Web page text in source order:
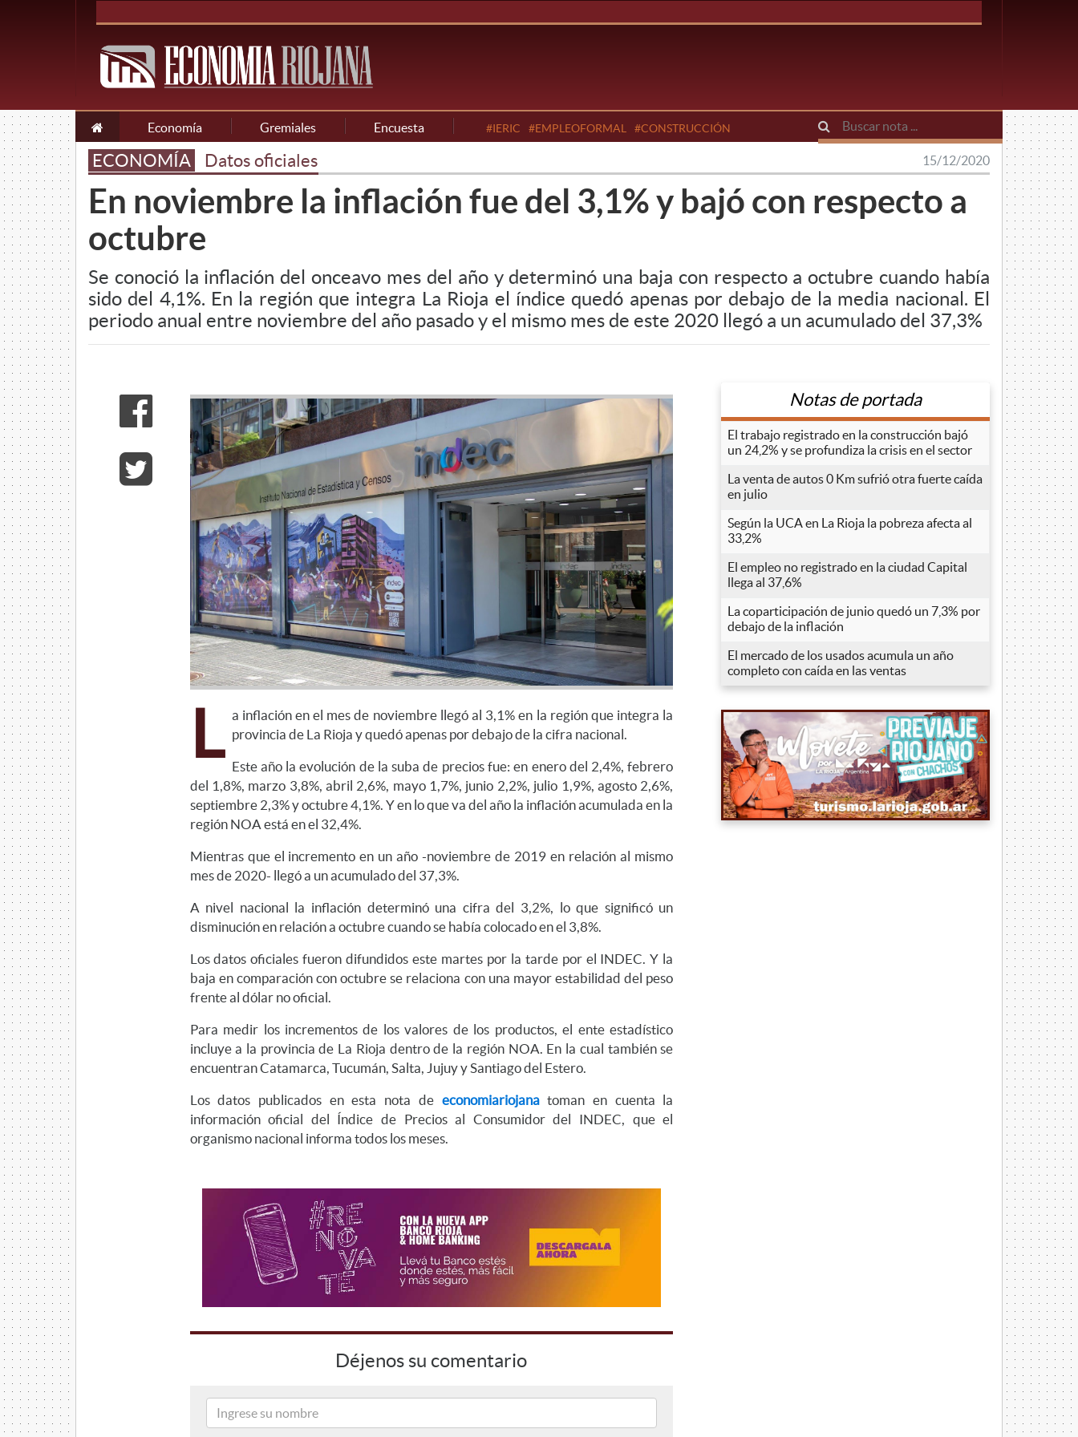
Economía Gremiales Encuesta #IERIC #EMPLEOFORMAL #CONSTRUCCIÓN
ECONOMÍA Datos oficiales 15/12/2020
En noviembre la inflación fue del 3,1% y bajó con respecto a
octubre
Se conoció la inflación del onceavo mes del año y determinó una baja con respecto a octubre cuando había
sido del 4,1%. En la región que integra La Rioja el índice quedó apenas por debajo de la media nacional. El
periodo anual entre noviembre del año pasado y el mismo mes de este 2020 llegó a un acumulado del 37,3%
L a inflación en el mes de noviembre llegó al 3,1% en la región que integra la
provincia de La Rioja y quedó apenas por debajo de la cifra nacional.
Este año la evolución de la suba de precios fue: en enero del 2,4%, febrero
del 1,8%, marzo 3,8%, abril 2,6%, mayo 1,7%, junio 2,2%, julio 1,9%, agosto 2,6%,
septiembre 2,3% y octubre 4,1%. Y en lo que va del año la inflación acumulada en la
región NOA está en el 32,4%.
Mientras que el incremento en un año -noviembre de 2019 en relación al mismo
mes de 2020- llegó a un acumulado del 37,3%.
A nivel nacional la inflación determinó una cifra del 3,2%, lo que significó un
disminución en relación a octubre cuando se había colocado en el 3,8%.
Los datos oficiales fueron difundidos este martes por la tarde por el INDEC. Y la
baja en comparación con octubre se relaciona con una mayor estabilidad del peso
frente al dólar no oficial.
Para medir los incrementos de los valores de los productos, el ente estadístico
incluye a la provincia de La Rioja dentro de la región NOA. En la cual también se
encuentran Catamarca, Tucumán, Salta, Jujuy y Santiago del Estero.
Los datos publicados en esta nota de economiariojanatoman en cuenta la
información oficial del Índice de Precios al Consumidor del INDEC, que el
organismo nacional informa todos los meses.
Déjenos su comentario
Notas de portada
El trabajo registrado en la construcción bajó
un 24,2% y se profundiza la crisis en el sector
La venta de autos 0 Km sufrió otra fuerte caída
en julio
Según la UCA en La Rioja la pobreza afecta al
33,2%
El empleo no registrado en la ciudad Capital
llega al 37,6%
La coparticipación de junio quedó un 7,3% por
debajo de la inflación
El mercado de los usados acumula un año
completo con caída en las ventas